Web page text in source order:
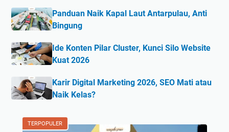
Panduan Naik Kapal Laut Antarpulau, Anti
Bingung
Ide Konten Pilar Cluster, Kunci Silo Website
Kuat 2026
Karir Digital Marketing 2026, SEO Mati atau
Naik Kelas?
TERPOPULER